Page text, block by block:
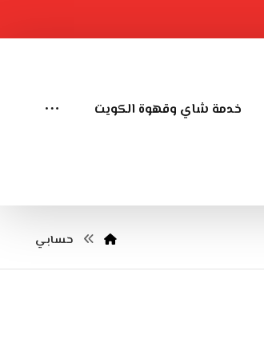
خدمة شاي وقهوة الكويت
حسابي